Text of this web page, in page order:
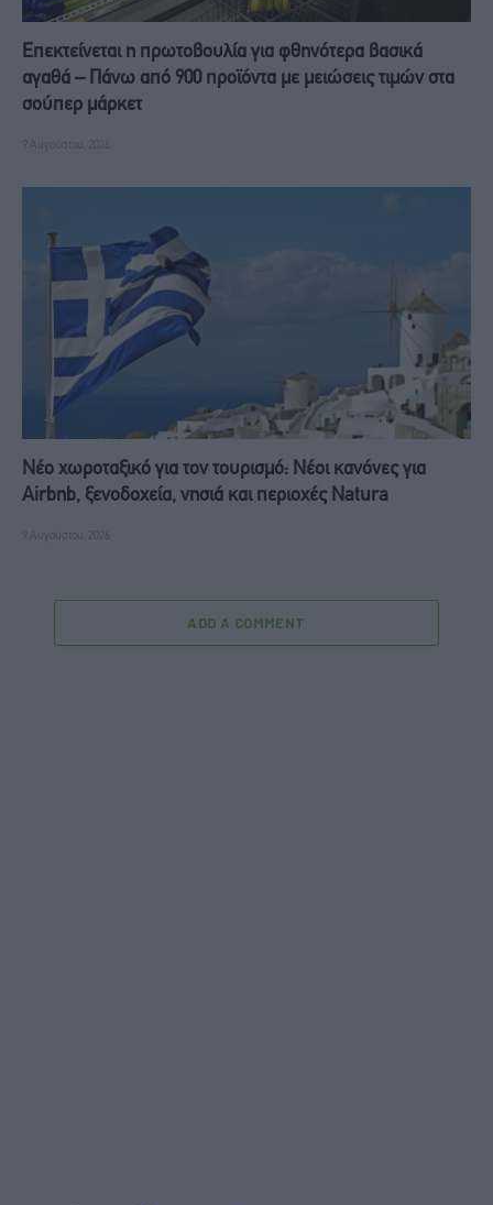
Επεκτείνεται η πρωτοβουλία για φθηνότερα βασικά
αγαθά – Πάνω από 900 προϊόντα με μειώσεις τιμών στα
σούπερ μάρκετ
9 Αυγούστου, 2026
Νέο χωροταξικό για τον τουρισμό: Νέοι κανόνες για
Airbnb, ξενοδοχεία, νησιά και περιοχές Natura
9 Αυγούστου, 2026
ADD A COMMENT